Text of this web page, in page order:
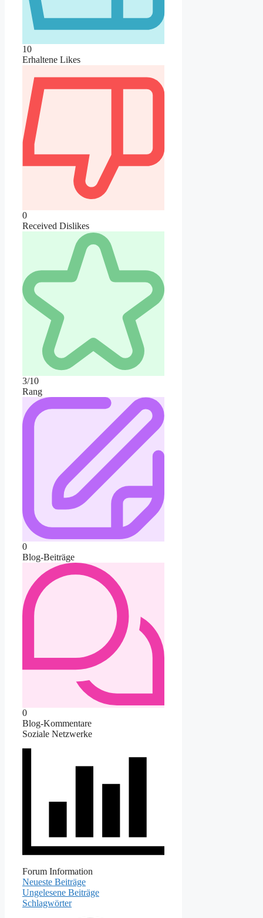
10
Erhaltene Likes
0
Received Dislikes
3/10
Rang
0
Blog-Beiträge
0
Blog-Kommentare
Soziale Netzwerke
Forum Information
Neueste Beiträge
Ungelesene Beiträge
Schlagwörter